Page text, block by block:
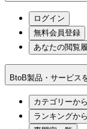
ログイン
無料会員登録
あなたの閲覧
BtoB製品・サービス
カテゴリーか
ランキングか